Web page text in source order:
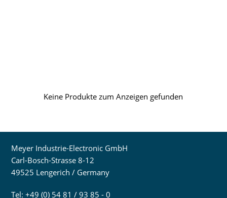
Keine Produkte zum Anzeigen gefunden
Meyer Industrie-Electronic GmbH
Carl-Bosch-Strasse 8-12
49525 Lengerich / Germany
Tel: +49 (0) 54 81 / 93 85 - 0